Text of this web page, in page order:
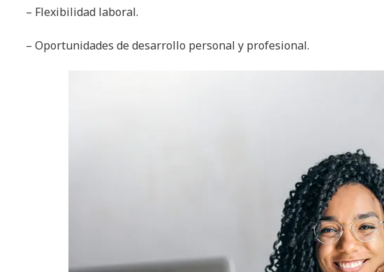
– Flexibilidad laboral.
– Oportunidades de desarrollo personal y profesional.